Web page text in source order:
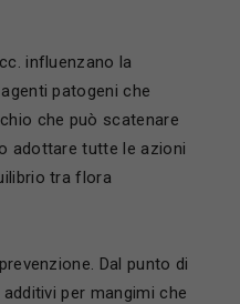
influenzano la
patogeni che
che può scatenare
adottare tutte le azioni
tra flora
Dal punto di
per mangimi che